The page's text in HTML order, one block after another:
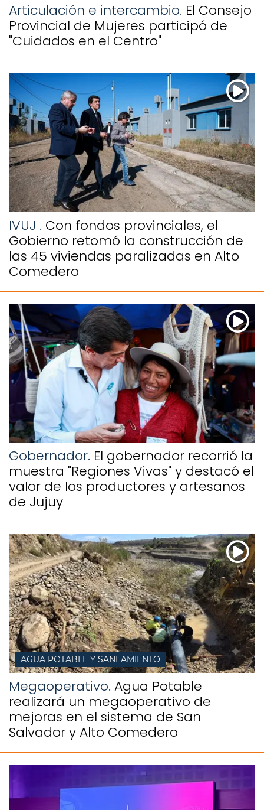
Articulación e intercambio. El Consejo
Provincial de Mujeres participó de
"Cuidados en el Centro"
IVUJ . Con fondos provinciales, el
Gobierno retomó la construcción de
las 45 viviendas paralizadas en Alto
Comedero
Gobernador. El gobernador recorrió la
muestra "Regiones Vivas" y destacó el
valor de los productores y artesanos
de Jujuy
AGUA POTABLE Y SANEAMIENTO
Megaoperativo. Agua Potable
realizará un megaoperativo de
mejoras en el sistema de San
Salvador y Alto Comedero